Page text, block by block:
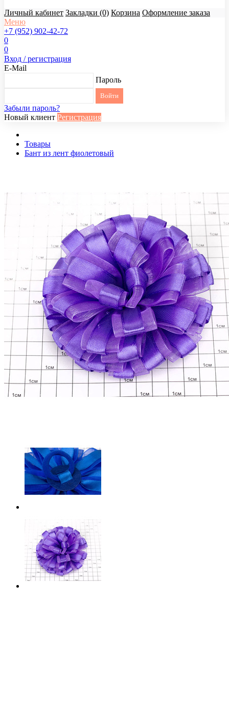
Личный кабинет Закладки (0) Корзина Оформление заказа
Меню
+7 (952) 902-42-72
0
0
Вход / регистрация
E-Mail
Пароль
Забыли пароль?
Новый клиент Регистрация
Товары
Бант из лент фиолетовый